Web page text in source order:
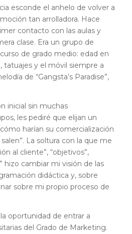
esconde el anhelo de volver a
tan arrolladora. Hace
contacto con las aulas y
clase. Era un grupo de
de grado medio: edad en
tatuajes y el móvil siempre a
de “Gangsta’s Paradise”,
inicial sin muchas
les pediré que elijan un
harían su comercialización
La soltura con la que me
al cliente”, “objetivos”,
hizo cambiar mi visión de las
didáctica y, sobre
sobre mi propio proceso de
oportunidad de entrar a
del Grado de Marketing.